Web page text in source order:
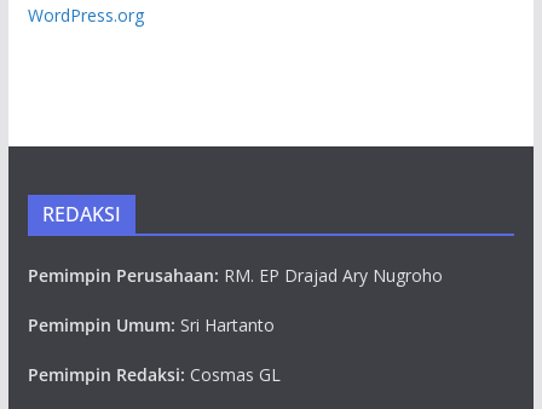
WordPress.org
REDAKSI
Pemimpin Perusahaan: RM. EP Drajad Ary Nugroho
Pemimpin Umum: Sri Hartanto
Pemimpin Redaksi: Cosmas GL